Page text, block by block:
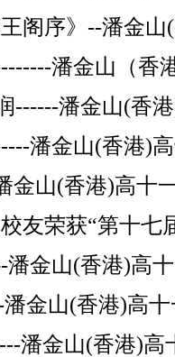
阁序》--潘金
潘金山（香
------潘金山(香
潘金山(香港)
金山(香港)高十
友荣获“第十七
金山(香港)高
金山(香港)高
潘金山(香港)